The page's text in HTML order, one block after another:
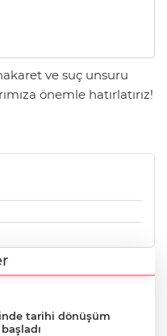
ve suç unsuru
önemle hatırlatırız!
tarihi dönüşüm